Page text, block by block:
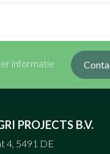
informatie
PROJECTS B.V.
4, 5491 DE